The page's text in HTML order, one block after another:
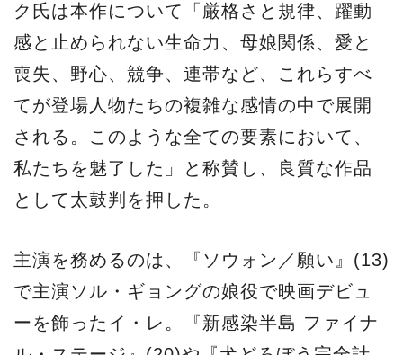
ク氏は本作について「厳格さと規律、躍動
感と止められない生命力、母娘関係、愛と
喪失、野心、競争、連帯など、これらすべ
てが登場人物たちの複雑な感情の中で展開
される。このような全ての要素において、
私たちを魅了した」と称賛し、良質な作品
として太鼓判を押した。
主演を務めるのは、『ソウォン／願い』(13)
で主演ソル・ギョングの娘役で映画デビュ
ーを飾ったイ・レ。『新感染半島 ファイナ